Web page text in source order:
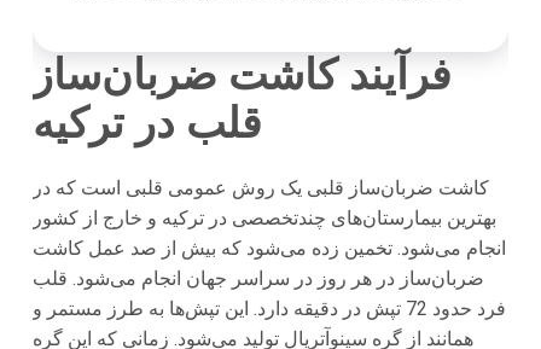
فرآیند کاشت ضربان‌ساز
قلب در ترکیه
کاشت ضربان‌ساز قلبی یک روش عمومی قلبی است که در
بهترین بیمارستان‌های چندتخصصی در ترکیه و خارج از کشور
انجام می‌شود. تخمین زده می‌شود که بیش از صد عمل کاشت
ضربان‌ساز در هر روز در سراسر جهان انجام می‌شود. قلب
فرد حدود 72 تپش در دقیقه دارد. این تپش‌ها به طرز مستمر و
همانند‌ از گره سینوآتریال تولید می‌شود. زمانی که این گره